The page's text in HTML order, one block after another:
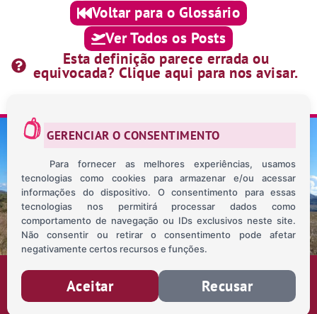
Voltar para o Glossário
Ver Todos os Posts
Esta definição parece errada ou
equivocada? Clique aqui para nos avisar.
SOBRE NÓS CONTATO BLOG
MAPA INTERATIVO
POLÍTICA DE PRIVACIDADE
TODOS OS DIREITOS RESERVADOS © 2026
DESENVOLVIDO PORNECTHO.
GERENCIAR O CONSENTIMENTO
Para fornecer as melhores experiências, usamos
tecnologias como cookies para armazenar e/ou acessar
informações do dispositivo. O consentimento para essas
tecnologias nos permitirá processar dados como
comportamento de navegação ou IDs exclusivos neste site.
Não consentir ou retirar o consentimento pode afetar
negativamente certos recursos e funções.
Aceitar Recusar